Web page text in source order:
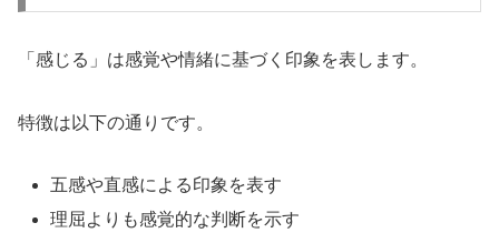
「感じる」は感覚や情緒に基づく印象を表します。
特徴は以下の通りです。
五感や直感による印象を表す
理屈よりも感覚的な判断を示す